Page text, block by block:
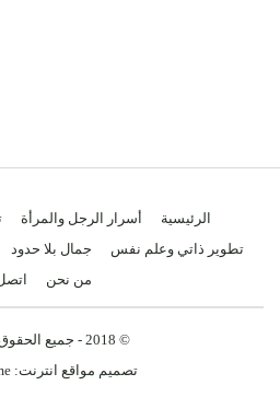
الرئيسية أسرار الرجل والمرأة
تطوير ذاتي وعلم نفس
جمال بلا حدود
من نحن
© 2018 - جميع الحقوق محفوظة.
تصميم مواقع انترنت: